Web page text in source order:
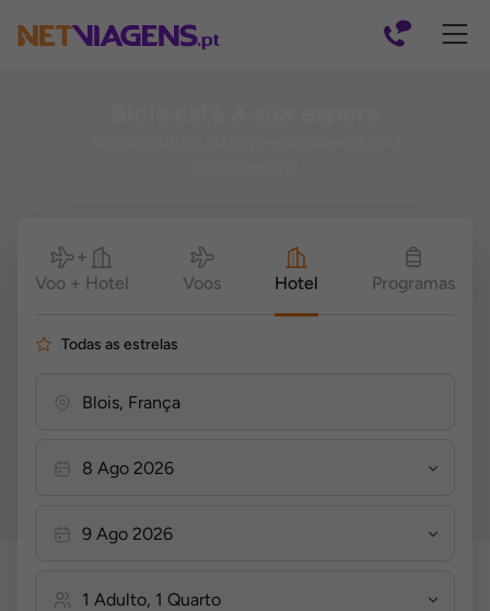
Pesquisar
Voo + Hotel Voos Hotel Programas
Todas as estrelas